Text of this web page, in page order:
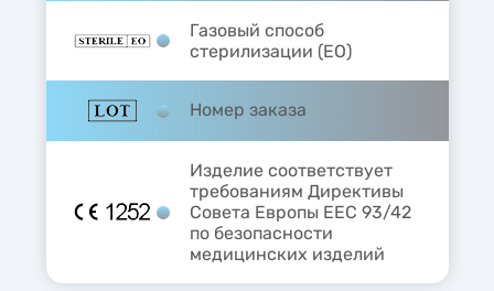
Газовый способ
стерилизации (EO)
Номер заказа
Изделие соответствует
требованиям Директивы
Совета Европы ЕЕС 93/42
по безопасности
медицинских изделий